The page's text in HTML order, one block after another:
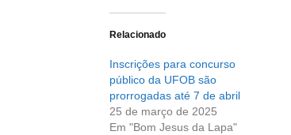
Relacionado
Inscrições para concurso
público da UFOB são
prorrogadas até 7 de abril
25 de março de 2025
Em "Bom Jesus da Lapa"